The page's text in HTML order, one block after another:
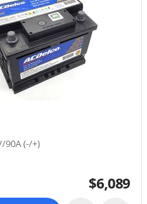
90A (-/+)
$6,089